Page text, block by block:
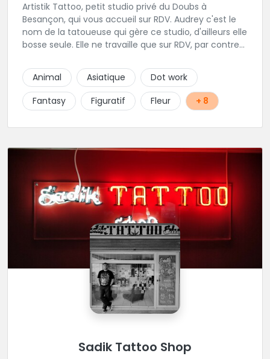
Artistik Tattoo, petit studio privé du Doubs à
Besançon, qui vous accueil sur RDV. Audrey c'est le
nom de la tatoueuse qui gère ce studio, d'ailleurs elle
bosse seule. Elle ne travaille que sur RDV, par contre
petits ou grands. Son truc, c'est que tant que ça ne
"match" pas, tu ne seras pas satisfait, du coup elle
écoute beaucoup pour aboutir au projet parfait.
Projets qui sont toujours uniques d'ailleurs.
pas.
Animal Asiatique
Dot work
Fantasy
Figuratif Fleur + 8
Sadik Tattoo Shop